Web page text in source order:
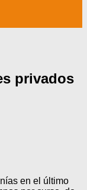
privados
en el último